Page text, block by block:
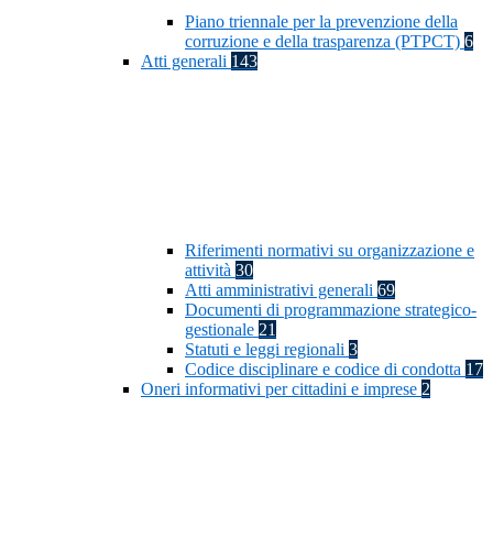
Piano triennale per la prevenzione della
corruzione e della trasparenza (PTPCT) 6
Atti generali 143
Riferimenti normativi su organizzazione e
attività 30
Atti amministrativi generali 69
Documenti di programmazione strategico-
gestionale 21
Statuti e leggi regionali 3
Codice disciplinare e codice di condotta 17
Oneri informativi per cittadini e imprese 2